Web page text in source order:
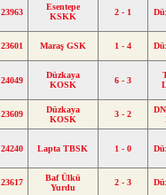
23963
Esentepe
KSKK
2 - 1
23601 Maraş GSK 1 - 4
24049
Düzkaya
KOSK
6 - 3
23609
Düzkaya
KOSK
3 - 2
24240 Lapta TBSK 1 - 0
23617
Baf Ülkü
Yurdu
2 - 3